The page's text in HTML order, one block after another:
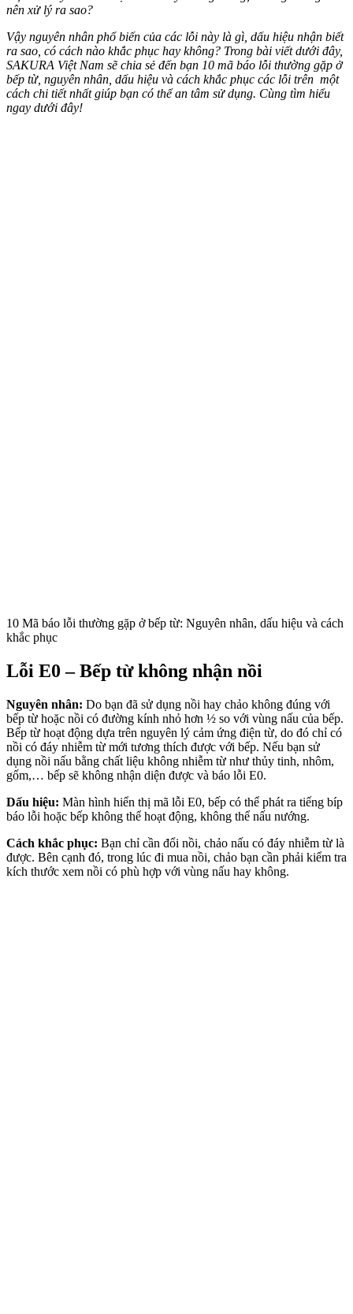
nên xử lý ra sao?
Vậy nguyên nhân phổ biến của các lỗi này là gì, dấu hiệu nhận biết
ra sao, có cách nào khắc phục hay không? Trong bài viết dưới đây,
SAKURA Việt Nam sẽ chia sẻ đến bạn 10 mã báo lỗi thường gặp ở
bếp từ, nguyên nhân, dấu hiệu và cách khắc phục các lỗi trên một
cách chi tiết nhất giúp bạn có thể an tâm sử dụng. Cùng tìm hiểu
ngay dưới đây!
10 Mã báo lỗi thường gặp ở bếp từ: Nguyên nhân, dấu hiệu và cách
khắc phục
Lỗi E0 – Bếp từ không nhận nồi
Nguyên nhân: Do bạn đã sử dụng nồi hay chảo không đúng với
bếp từ hoặc nồi có đường kính nhỏ hơn ½ so với vùng nấu của bếp.
Bếp từ hoạt động dựa trên nguyên lý cảm ứng điện từ, do đó chỉ có
nồi có đáy nhiễm từ mới tương thích được với bếp. Nếu bạn sử
dụng nồi nấu bằng chất liệu không nhiễm từ như thủy tinh, nhôm,
gốm,… bếp sẽ không nhận diện được và báo lỗi E0.
Dấu hiệu: Màn hình hiển thị mã lỗi E0, bếp có thể phát ra tiếng bíp
báo lỗi hoặc bếp không thể hoạt động, không thể nấu nướng.
Cách khắc phục: Bạn chỉ cần đổi nồi, chảo nấu có đáy nhiễm từ là
được. Bên cạnh đó, trong lúc đi mua nồi, chảo bạn cần phải kiểm tra
kích thước xem nồi có phù hợp với vùng nấu hay không.